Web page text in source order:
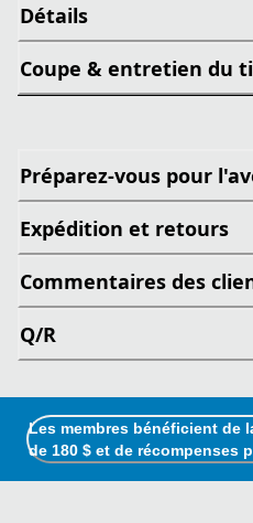
Détails
Coupe & entretien du
Préparez-vous pour
Expédition et retours
Commentaires des
Q/R
Les membres bénéficient de
de 180 $ et de récompenses